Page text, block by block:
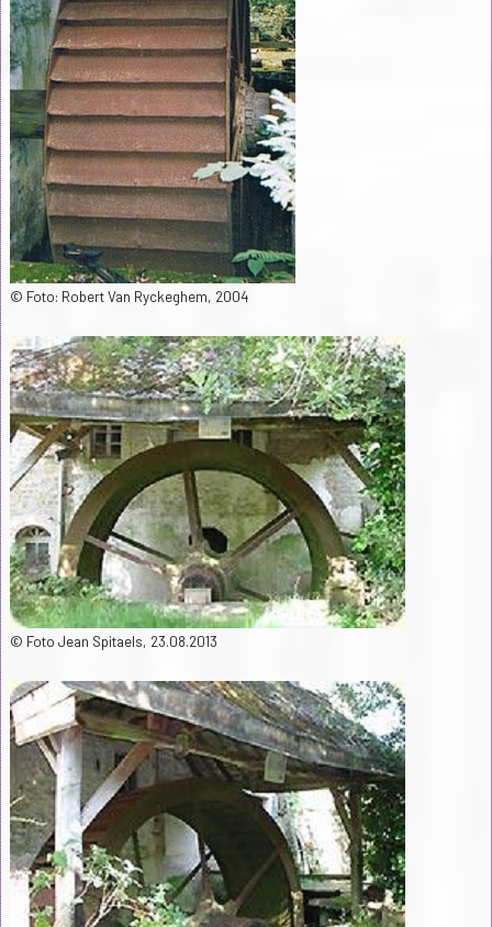
© Foto: Robert Van Ryckeghem, 2004
© Foto Jean Spitaels, 23.08.2013